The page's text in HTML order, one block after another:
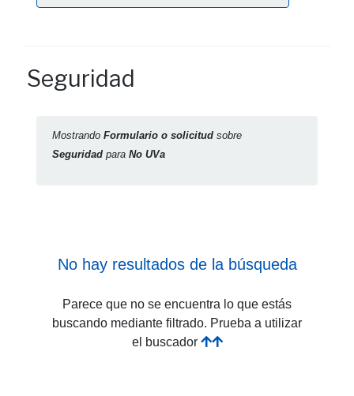
Seguridad
Mostrando Formulario o solicitud sobre
Seguridad para No UVa
No hay resultados de la búsqueda
Parece que no se encuentra lo que estás
buscando mediante filtrado. Prueba a utilizar
el buscador